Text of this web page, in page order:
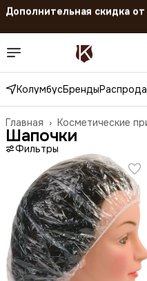
КолумбусБренды
Косметические
Главная ›
Шапочки
Фильтры